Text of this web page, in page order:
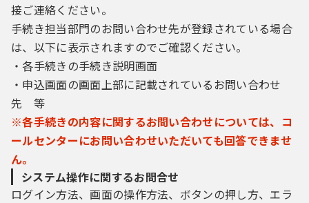
接ご連絡ください。
手続き担当部門のお問い合わせ先が登録されている場合
は、以下に表示されますのでご確認ください。
・各手続きの手続き説明画面
・申込画面の画面上部に記載されているお問い合わせ
先 等
※各手続きの内容に関するお問い合わせについては、コ
ールセンターにお問い合わせいただいても回答できませ
ん。
システム操作に関するお問合せ
ログイン方法、画面の操作方法、ボタンの押し方、エラ